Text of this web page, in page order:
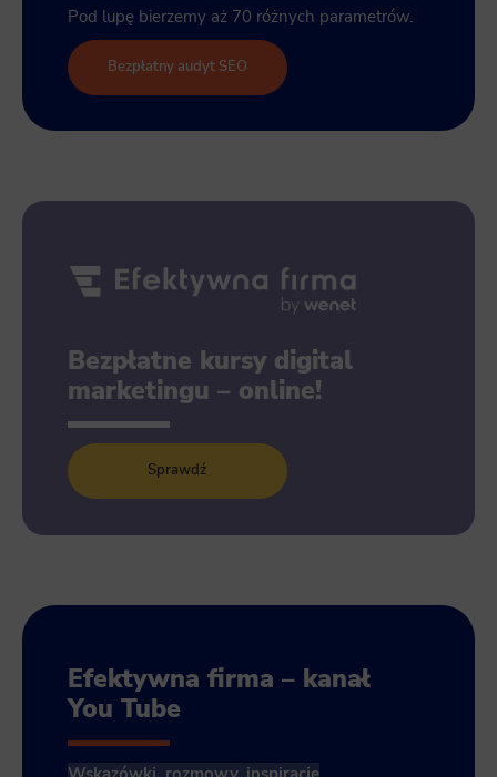
Pod lupę bierzemy aż 70 różnych parametrów.
Bezpłatny audyt SEO
Bezpłatne kursy digital
marketingu – online!
Sprawdź
Efektywna firma – kanał
You Tube